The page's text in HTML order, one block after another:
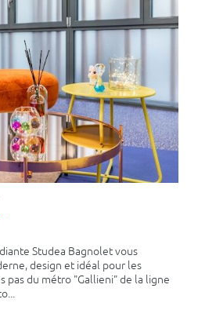
Studea Bagnolet vous
design et idéal pour les
pas du métro "Gallieni" de la ligne